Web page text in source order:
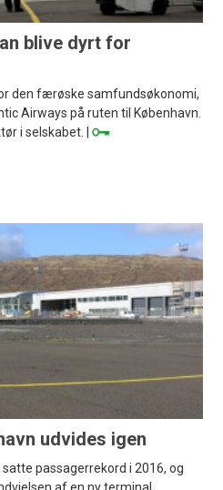
blive dyrt for
den færøske samfundsøkonomi,
Airways på ruten til København.
i selskabet. |
udvides igen
passagerrekord i 2016, og
af en ny terminal.